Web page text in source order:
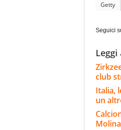
Getty
Seguici
Leggi
club
Italia,
un